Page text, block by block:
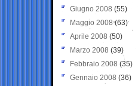
Giugno 2008 (55)
Maggio 2008(63)
Aprile 2008 (50)
Marzo 2008 (39)
Febbraio 2008 (35)
Gennaio 2008 (36)